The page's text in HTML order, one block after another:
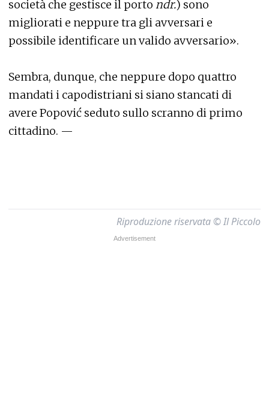
società che gestisce il porto ndr.) sono
migliorati e neppure tra gli avversari e
possibile identificare un valido avversario».
Sembra, dunque, che neppure dopo quattro
mandati i capodistriani si siano stancati di
avere Popović seduto sullo scranno di primo
cittadino. —
Riproduzione riservata © Il Piccolo